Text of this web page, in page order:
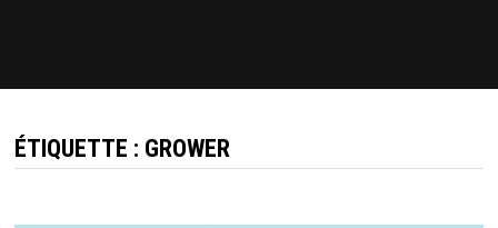
ÉTIQUETTE : GROWER